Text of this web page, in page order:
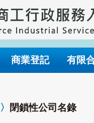
商業登記 有限
〉 閉鎖性公司名錄